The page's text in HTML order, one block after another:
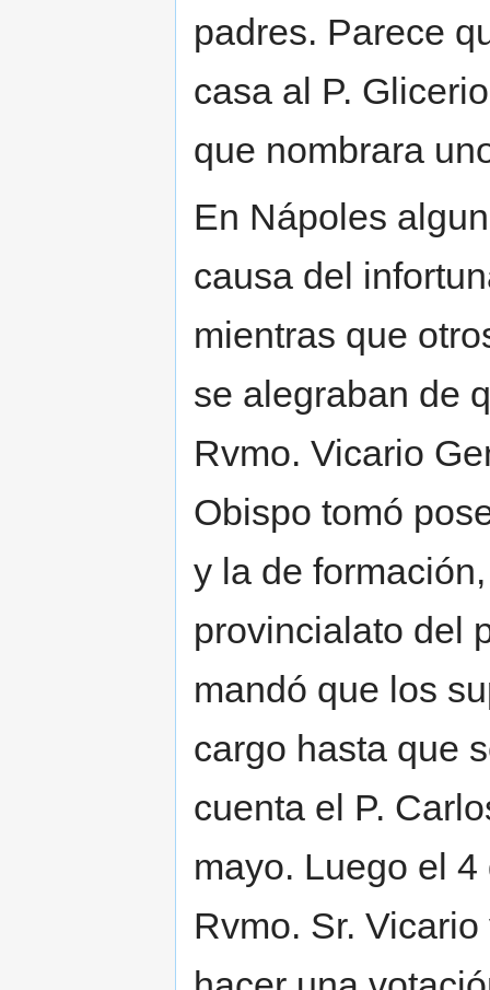
padres. Parece
casa al P.
que nombrara
En Nápoles
causa del
mientras que
se alegraban de
Rvmo. Vicario
Obispo tomó
y la de
provincialato del
mandó que los
cargo hasta que
cuenta el P.
mayo. Luego el
Rvmo. Sr.